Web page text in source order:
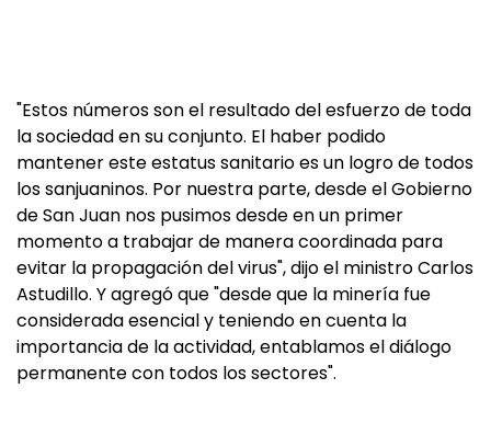
"Estos números son el resultado del esfuerzo de toda
la sociedad en su conjunto. El haber podido
mantener este estatus sanitario es un logro de todos
los sanjuaninos. Por nuestra parte, desde el Gobierno
de San Juan nos pusimos desde en un primer
momento a trabajar de manera coordinada para
evitar la propagación del virus", dijo el ministro Carlos
Astudillo. Y agregó que "desde que la minería fue
considerada esencial y teniendo en cuenta la
importancia de la actividad, entablamos el diálogo
permanente con todos los sectores".